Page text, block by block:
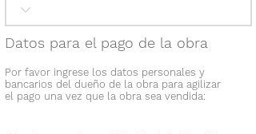
Datos para el pago de la obra
Por favor ingrese los datos personales y
bancarios del dueño de la obra para agilizar
el pago una vez que la obra sea vendida: